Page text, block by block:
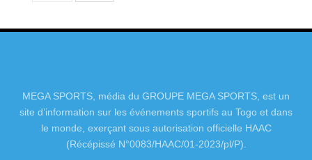
MEGA SPORTS, média du GROUPE MEGA SPORTS, est un
site d’information sur les événements sportifs au Togo et dans
le monde, exerçant sous autorisation officielle HAAC
(Récépissé N°0083/HAAC/01-2023/pl/P).